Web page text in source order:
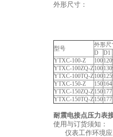
外形尺寸：
型号
外形尺
D
D1
YTXC-100-Z
100120
YTXC-100ZQ-Z100130
YTXC-100TQ-Z100125
YTXC-150-Z
150164
YTXC-150ZQ-Z150177
YTXC-150TQ-Z150177
耐震电接点压力表
使用与订货须知：
仪表工作环境应